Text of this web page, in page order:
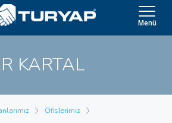
Menü
KARTAL
Ofislerimiz